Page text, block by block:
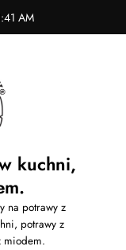
AM
kuchni,
na potrawy z
potrawy z
miodem.